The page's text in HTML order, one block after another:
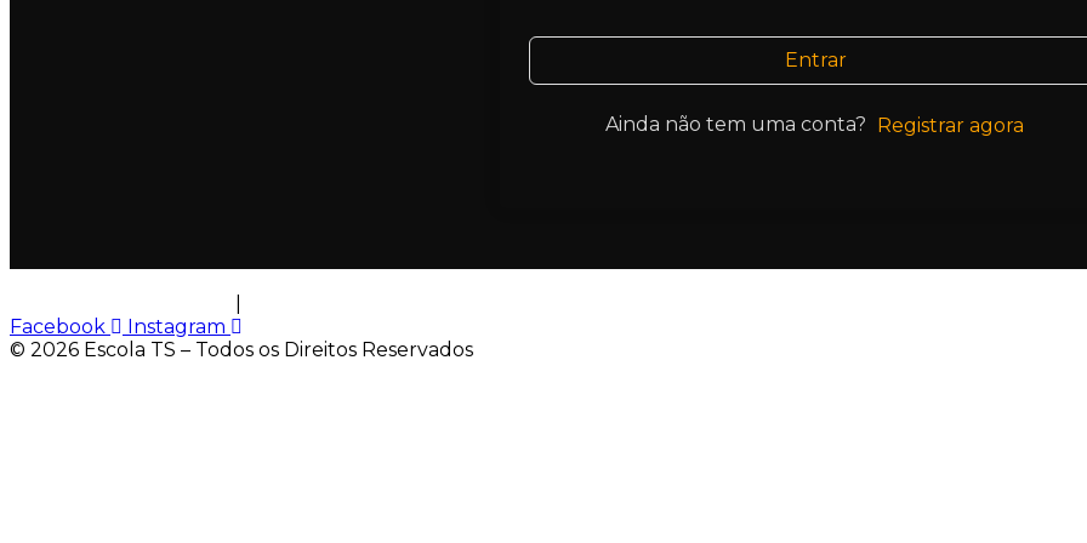
Entrar
Ainda não tem uma conta? Registrar agora
Facebook
Instagram
© 2026 Escola TS – Todos os Direitos Reservados